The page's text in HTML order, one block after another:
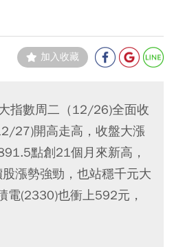
加入收藏
指數周二（12/26)全面收
27)開高走高，收盤大漲
點創21個月來新高，
漲勢強勁，也站穩千元大
電(2330)也衝上592元，